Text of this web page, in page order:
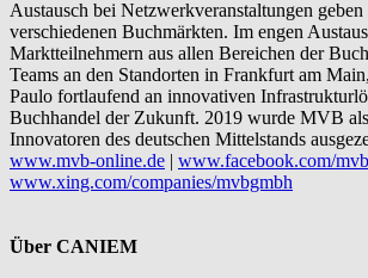
Austausch bei Netzwerkveranstaltungen
verschiedenen Buchmärkten. Im engen
Marktteilnehmern aus allen Bereichen der
Teams an den Standorten in Frankfurt am
Paulo fortlaufend an innovativen
Buchhandel der Zukunft. 2019 wurde MVB
Innovatoren des deutschen Mittelstands
www.mvb-online.de | www.facebook.com/
www.xing.com/companies/mvbgmbh
Über CANIEM